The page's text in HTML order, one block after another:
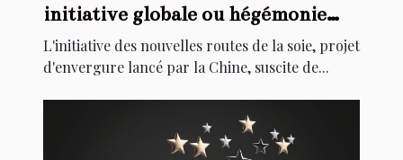
initiative globale ou hégémonie
économique
L'initiative des nouvelles routes de la soie, projet
d'envergure lancé par la Chine, suscite de...